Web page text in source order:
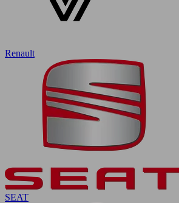
Renault
SEAT